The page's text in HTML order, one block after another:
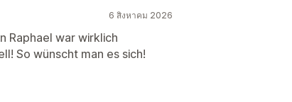
6 สิงหาคม 2026
Raphael war wirklich
So wünscht man es sich!